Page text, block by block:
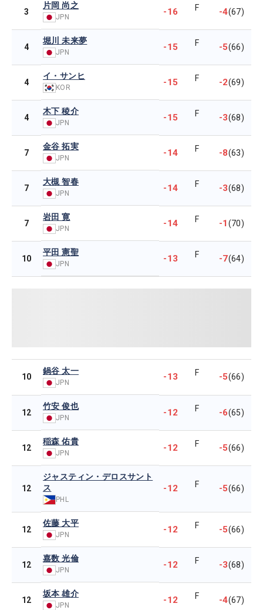
3
片岡 尚之
JPN -16 F -4(67)
4
堀川 未来夢
JPN -15 F -5(66)
4
イ・サンヒ
KOR -15 F -2(69)
4
木下 稜介
JPN -15 F -3(68)
7
金谷 拓実
JPN -14 F -8(63)
7
大槻 智春
JPN -14 F -3(68)
7
岩田 寛
JPN -14 F -1(70)
10
平田 憲聖
JPN -13 F -7(64)
10
鍋谷 太一
JPN
-13 F -5(66)
12
竹安 俊也
JPN -12 F -6(65)
12
稲森 佑貴
JPN -12 F -5(66)
12
ジャスティン・デロスサント
ス
PHL
-12 F -5(66)
12
佐藤 大平
JPN -12 F -5(66)
12
嘉数 光倫
JPN -12 F -3(68)
12
坂本 雄介
JPN -12 F -4(67)